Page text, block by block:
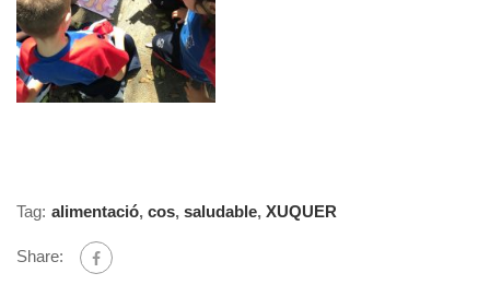
Tag: alimentació, cos, saludable, XUQUER
Share: